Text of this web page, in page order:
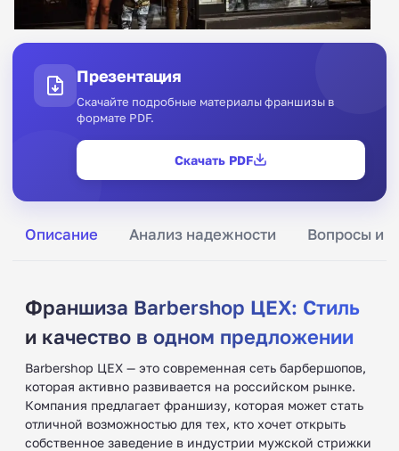
Описание Анализ надежности Вопросы и
Франшиза Barbershop ЦЕХ: Стиль
и качество в одном предложении
Barbershop ЦЕХ — это современная сеть барбершопов,
которая активно развивается на российском рынке.
Компания предлагает франшизу, которая может стать
отличной возможностью для тех, кто хочет открыть
собственное заведение в индустрии мужской стрижки
Презентация
Скачайте подробные материалы франшизы в
формате PDF.
Скачать PDF